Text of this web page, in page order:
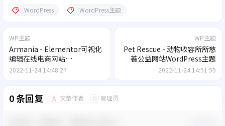
WordPress WordPress主题
WP主题
Armania - Elementor可视化
编辑在线电商网站
WooCommerce模板
2022-11-24 14:48:27
WP主题
Pet Rescue - 动物收容所所慈
善公益网站WordPress主题
2022-11-24 14:51:59
0 条回复 A 文章作者 M 管理员